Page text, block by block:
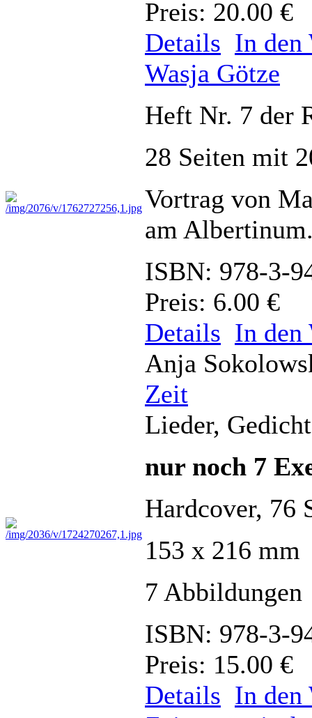
Preis: 20.00 €
Details In den
Wasja Götze
Heft Nr. 7 der
28 Seiten mit
Vortrag von
am
ISBN: 978-3-
Preis: 6.00 €
Details In den
Anja
Zeit
Lieder,
nur noch 7
Hardcover, 76
153 x 216 mm
7 Abbildungen
ISBN: 978-3-
Preis: 15.00 €
Details In den